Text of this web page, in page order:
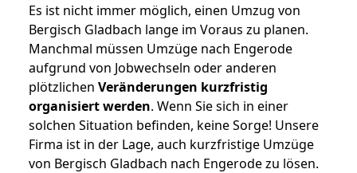
Es ist nicht immer möglich, einen Umzug von
Bergisch Gladbach lange im Voraus zu planen.
Manchmal müssen Umzüge nach Engerode
aufgrund von Jobwechseln oder anderen
plötzlichen Veränderungen kurzfristig
organisiert werden. Wenn Sie sich in einer
solchen Situation befinden, keine Sorge! Unsere
Firma ist in der Lage, auch kurzfristige Umzüge
von Bergisch Gladbach nach Engerode zu lösen.